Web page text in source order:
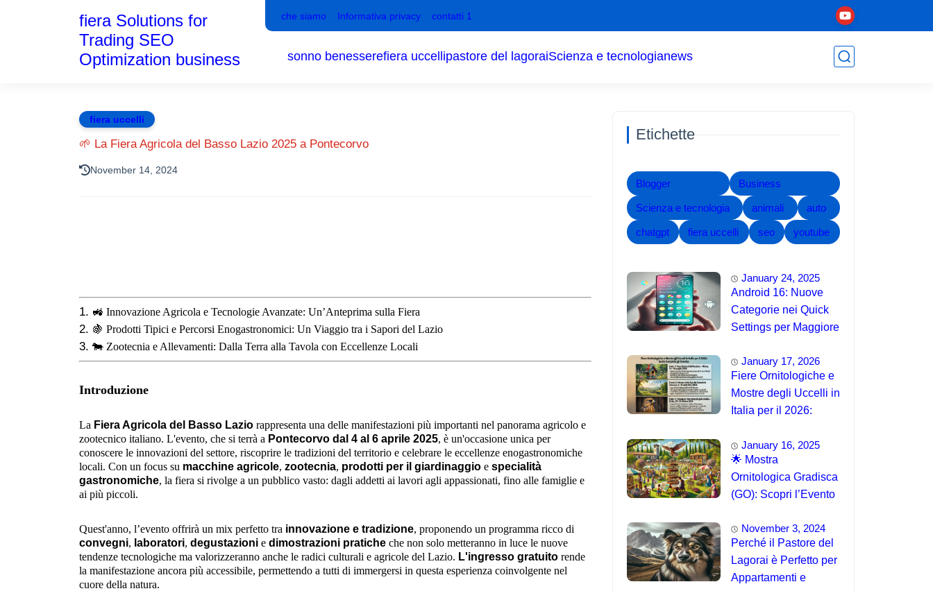
che siamo Informativa privacy contatti 1
fiera Solutions for
Trading SEO
Optimization business
sonno benesserefiera uccellipastore del lagoraiScienza e tecnologianews
fiera uccelli
🌱 La Fiera Agricola del Basso Lazio 2025 a Pontecorvo
November 14, 2024
🚜 Innovazione Agricola e Tecnologie Avanzate: Un’Anteprima sulla Fiera
🍇 Prodotti Tipici e Percorsi Enogastronomici: Un Viaggio tra i Sapori del Lazio
🐄Zootecnia e Allevamenti: Dalla Terra alla Tavola con Eccellenze Locali
Introduzione
La Fiera Agricola del Basso Laziorappresenta una delle manifestazioni più importanti nel panorama agricolo e
zootecnico italiano. L'evento, che si terrà a Pontecorvo dal 4 al 6 aprile 2025, è un'occasione unica per
conoscere le innovazioni del settore, riscoprire le tradizioni del territorio e celebrare le eccellenze enogastronomiche
locali. Con un focus su macchine agricole, zootecnia, prodotti per il giardinaggioe specialità
gastronomiche, la fiera si rivolge a un pubblico vasto: dagli addetti ai lavori agli appassionati, fino alle famiglie e
ai più piccoli.
Quest'anno, l’evento offrirà un mix perfetto tra innovazione e tradizione, proponendo un programma ricco di
convegni, laboratori, degustazionie dimostrazioni praticheche non solo metteranno in luce le nuove
tendenze tecnologiche ma valorizzeranno anche le radici culturali e agricole del Lazio. L'ingresso gratuitorende
la manifestazione ancora più accessibile, permettendo a tutti di immergersi in questa esperienza coinvolgente nel
cuore della natura.
Etichette
Blogger Business
Scienza e tecnologia animali auto
chatgpt fiera uccelli seo youtube
January 24, 2025
Android 16: Nuove
Categorie nei Quick
Settings per Maggiore
January 17, 2026
Fiere Ornitologiche e
Mostre degli Uccelli in
Italia per il 2026:
Eventi 🐦
January 16, 2025
🌟 Mostra
Ornitologica Gradisca
(GO): Scopri l’Evento
November 3, 2024
Perché il Pastore del
Lagorai è Perfetto per
Appartamenti e